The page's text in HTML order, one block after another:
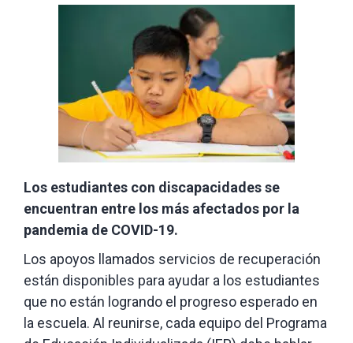
Los estudiantes con discapacidades se
encuentran entre los más afectados por la
pandemia de COVID-19.
Los apoyos llamados servicios de recuperación
están disponibles para ayudar a los estudiantes
que no están logrando el progreso esperado en
la escuela. Al reunirse, cada equipo del Programa